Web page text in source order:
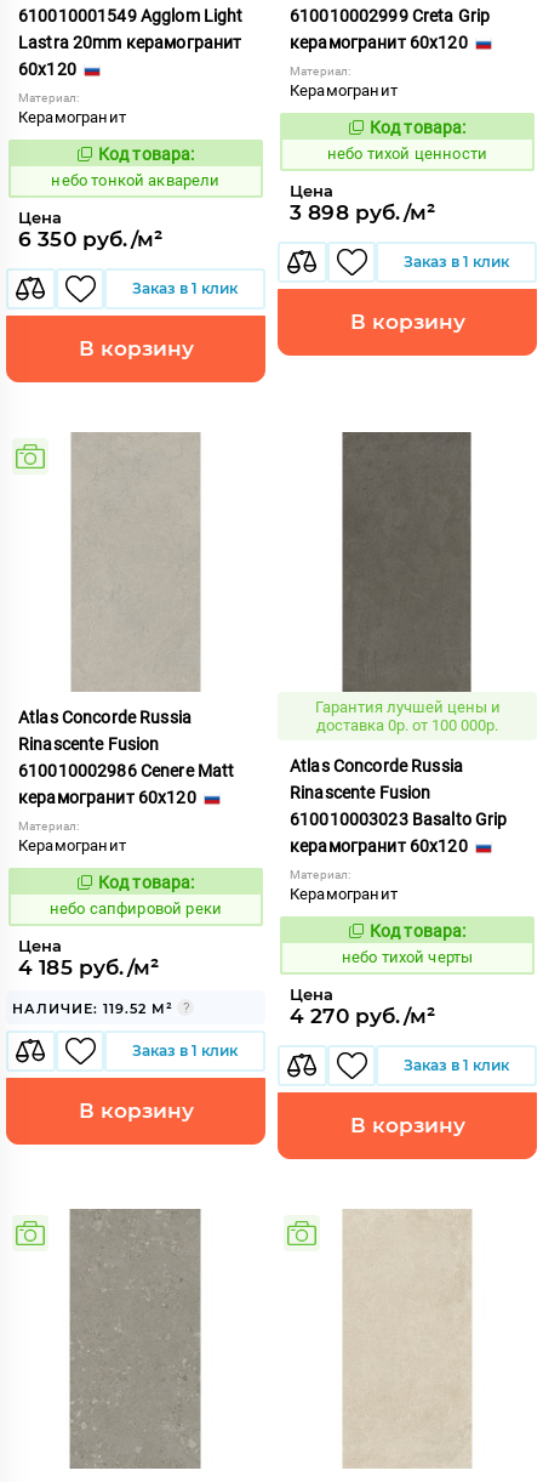
610010001549 Agglom Light
Lastra 20mm керамогранит
60x120
Материал:
Керамогранит
1122125
Код товара:
небо тонкой акварели
Цена
6 350 руб./м²
Заказ в 1 клик
В корзину
610010002999 Creta Grip
керамогранит 60x120
Материал:
Керамогранит
1122117
Код товара:
небо тихой ценности
Цена
3 898 руб./м²
Заказ в 1 клик
В корзину
Atlas Concorde Russia
Rinascente Fusion
610010002986 Cenere Matt
керамогранит 60x120
Материал:
Керамогранит
1119579
Код товара:
небо сапфировой реки
Цена
4 185 руб./м²
НАЛИЧИЕ: 119.52 М²
Заказ в 1 клик
В корзину
Гарантия лучшей цены и
доставка 0р. от 100 000р.
Atlas Concorde Russia
Rinascente Fusion
610010003023 Basalto Grip
керамогранит 60x120
Материал:
Керамогранит
1122120
Код товара:
небо тихой черты
Цена
4 270 руб./м²
Заказ в 1 клик
В корзину